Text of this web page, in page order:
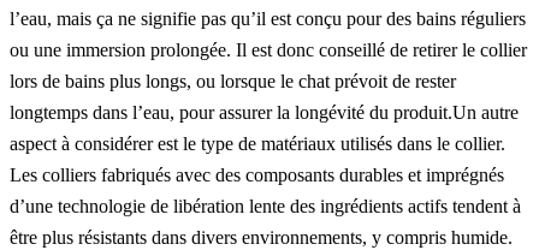
l’eau, mais ça ne signifie pas qu’il est conçu pour des bains réguliers
ou une immersion prolongée. Il est donc conseillé de retirer le collier
lors de bains plus longs, ou lorsque le chat prévoit de rester
longtemps dans l’eau, pour assurer la longévité du produit.Un autre
aspect à considérer est le type de matériaux utilisés dans le collier.
Les colliers fabriqués avec des composants durables et imprégnés
d’une technologie de libération lente des ingrédients actifs tendent à
être plus résistants dans divers environnements, y compris humide.